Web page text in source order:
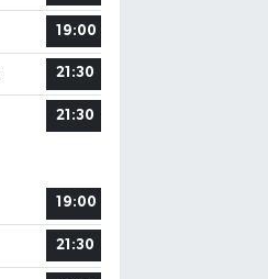
19:00
21:30
21:30
19:00
21:30